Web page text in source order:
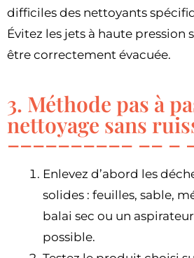
difficiles des nettoyants
Évitez les jets à haute pression
être correctement évacuée.
3. Méthode pas à
nettoyage sans
Enlevez d’abord les
solides : feuilles, sable,
balai sec ou un
possible.